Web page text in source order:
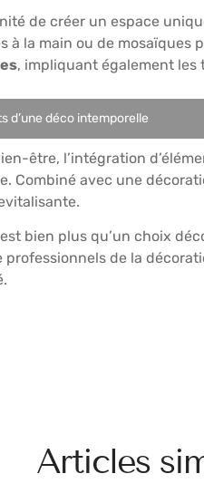
de créer un espace
à la main ou de
, impliquant également les
d’une déco intemporelle
être, l’intégration
Combiné avec une
bien plus qu’un choix
de la
Articles